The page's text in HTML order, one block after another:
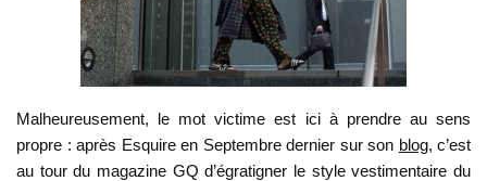
Malheureusement, le mot victime est ici à prendre au sens
propre : après Esquire en Septembre dernier sur son blog, c’est
au tour du magazine GQ d’égratigner le style vestimentaire du